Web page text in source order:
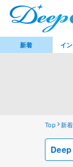
Top 新
新着 イ